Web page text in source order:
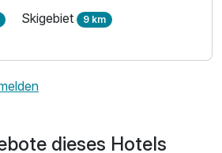
Skigebiet 9 km
dieses Hotels